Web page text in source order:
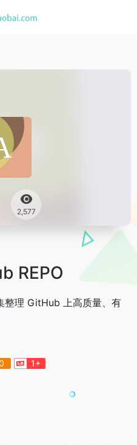
2,577
REPO
整理 GitHub 上高质量、有
1+